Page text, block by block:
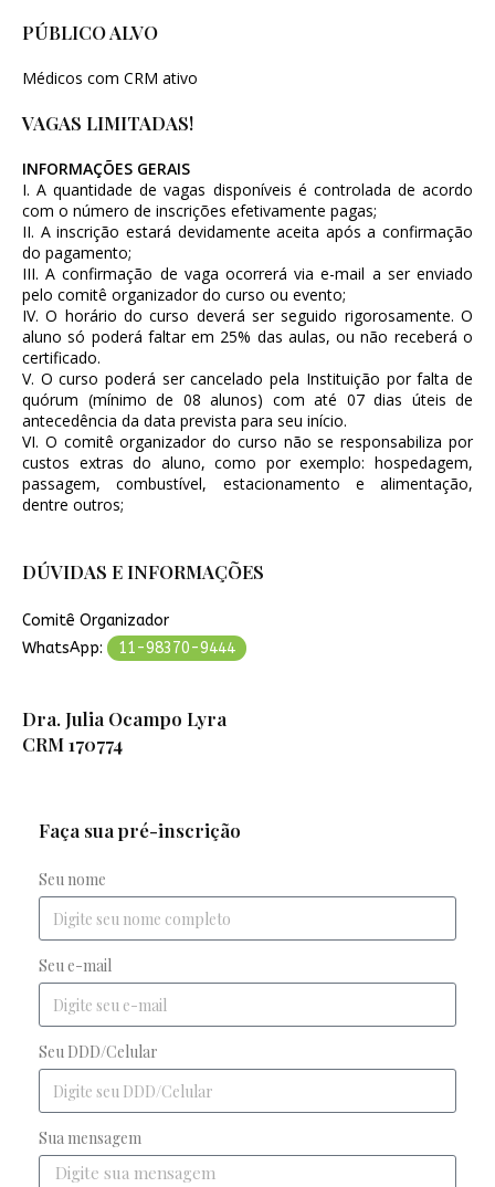
PÚBLICO ALVO
Médicos com CRM ativo
VAGAS LIMITADAS!
INFORMAÇÕES GERAIS
I. A quantidade de vagas disponíveis é controlada de acordo
com o número de inscrições efetivamente pagas;
II. A inscrição estará devidamente aceita após a confirmação
do pagamento;
III. A confirmação de vaga ocorrerá via e-mail a ser enviado
pelo comitê organizador do curso ou evento;
IV. O horário do curso deverá ser seguido rigorosamente. O
aluno só poderá faltar em 25% das aulas, ou não receberá o
certificado.
V. O curso poderá ser cancelado pela Instituição por falta de
quórum (mínimo de 08 alunos) com até 07 dias úteis de
antecedência da data prevista para seu início.
VI. O comitê organizador do curso não se responsabiliza por
custos extras do aluno, como por exemplo: hospedagem,
passagem, combustível, estacionamento e alimentação,
dentre outros;
DÚVIDAS E INFORMAÇÕES
Comitê Organizador
WhatsApp:
11-98370-9444
Dra. Julia Ocampo Lyra
CRM 170774
Faça sua pré-inscrição
Seu nome
Seu e-mail
Seu DDD/Celular
Sua mensagem